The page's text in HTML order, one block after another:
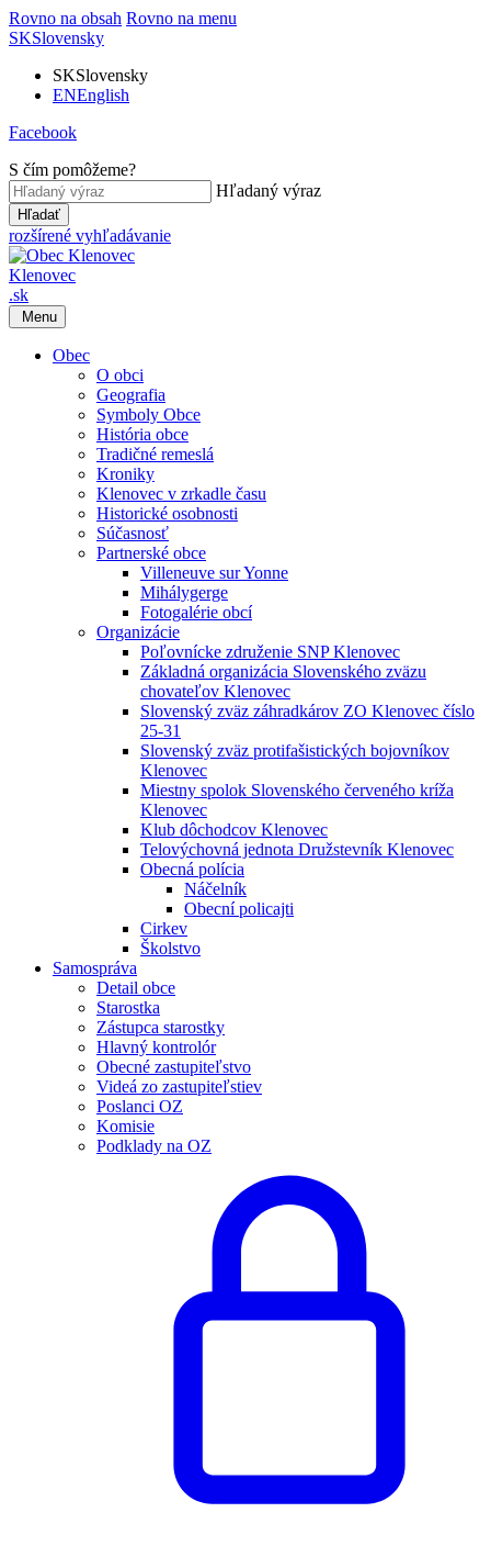
Rovno na obsah Rovno na menu
SKSlovensky
SKSlovensky
ENEnglish
Facebook
S čím pomôžeme?
Hľadaný výraz
Hľadať
rozšírené vyhľadávanie
Klenovec
.sk
Menu
Obec
O obci
Geografia
Symboly Obce
História obce
Tradičné remeslá
Kroniky
Klenovec v zrkadle času
Historické osobnosti
Súčasnosť
Partnerské obce
Villeneuve sur Yonne
Mihálygerge
Fotogalérie obcí
Organizácie
Poľovnícke združenie SNP Klenovec
Základná organizácia Slovenského zväzu
chovateľov Klenovec
Slovenský zväz záhradkárov ZO Klenovec číslo
25-31
Slovenský zväz protifašistických bojovníkov
Klenovec
Miestny spolok Slovenského červeného kríža
Klenovec
Klub dôchodcov Klenovec
Telovýchovná jednota Družstevník Klenovec
Obecná polícia
Náčelník
Obecní policajti
Cirkev
Školstvo
Samospráva
Detail obce
Starostka
Zástupca starostky
Hlavný kontrolór
Obecné zastupiteľstvo
Videá zo zastupiteľstiev
Poslanci OZ
Komisie
Podklady na OZ